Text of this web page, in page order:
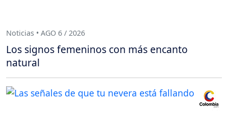
Noticias • AGO 6 / 2026
Los signos femeninos con más encanto
natural